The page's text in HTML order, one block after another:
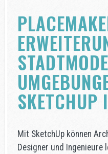
SKETCHUP
Mit SketchUp können
Designer und